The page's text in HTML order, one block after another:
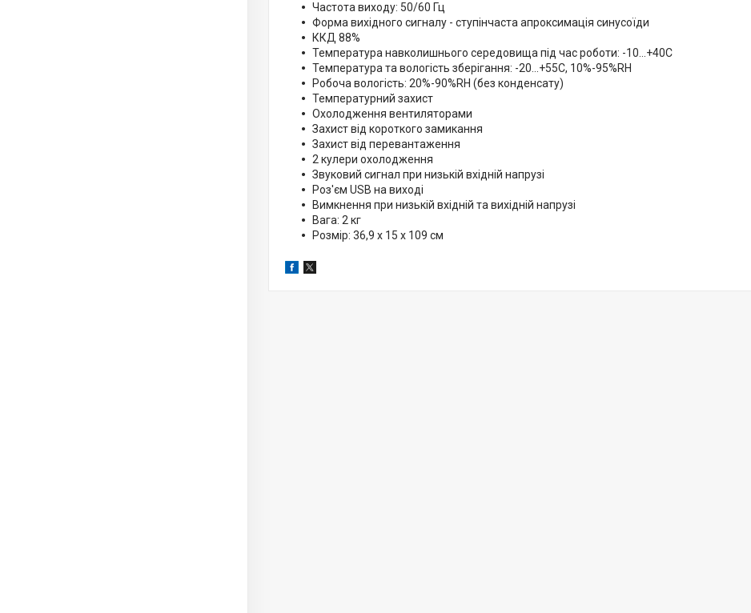
Частота виходу: 50/60 Гц
Форма вихідного сигналу - ступінчаста апроксимація синусоїди
ККД 88%
Температура навколишнього середовища під час роботи: -10...+40С
Температура та вологість зберігання: -20...+55С, 10%-95%RH
Робоча вологість: 20%-90%RH (без конденсату)
Температурний захист
Охолодження вентиляторами
Захист від короткого замикання
Захист від перевантаження
2 кулери охолодження
Звуковий сигнал при низькій вхідній напрузі
Роз'єм USB на виході
Вимкнення при низькій вхідній та вихідній напрузі
Вага: 2 кг
Розмір: 36,9 x 15 x 109 см